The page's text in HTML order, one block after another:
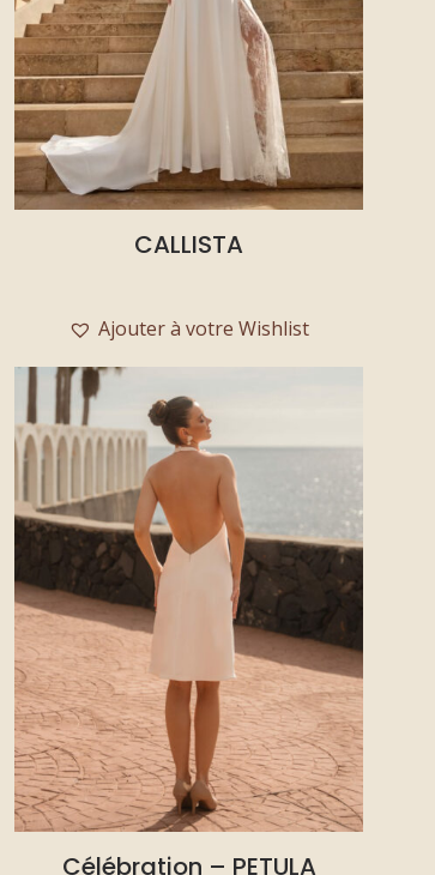
CALLISTA
Ajouter à votre Wishlist
Célébration – PETULA